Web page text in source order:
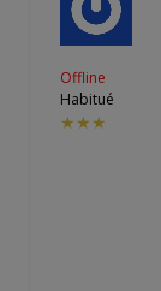
Offline
Habitué
★★★